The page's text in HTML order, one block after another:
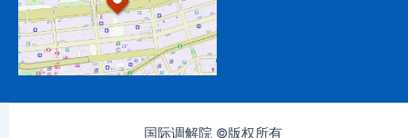
国际调解院 ©版权所有